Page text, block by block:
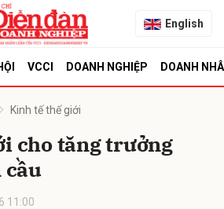
English
VCCI DOANH NGHIỆP DOANH
Kinh tế thế giới
cho tăng trưởng
cầu
11:00